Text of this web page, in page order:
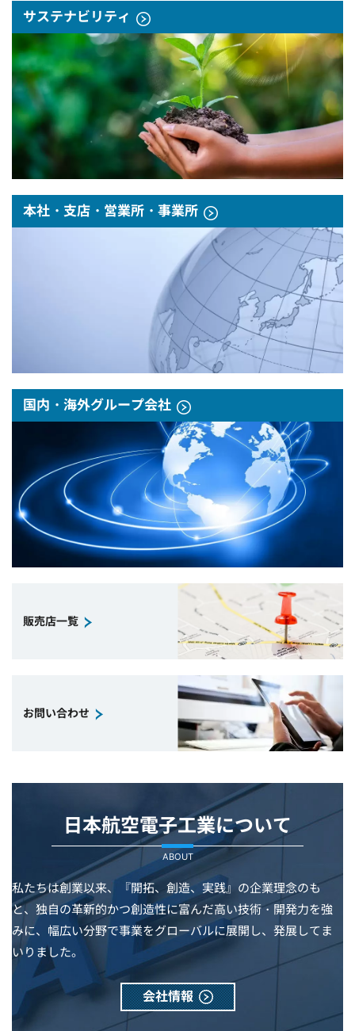
サステナビリティ
本社・支店・営業所・事業所
国内・海外グループ会社
販売店一覧
お問い合わせ
日本航空電子工業について
ABOUT
私たちは創業以来、『開拓、創造、実践』の企業理念のも
と、独自の革新的かつ創造性に富んだ高い技術・開発力を強
みに、幅広い分野で事業をグローバルに展開し、発展してま
いりました。
会社情報